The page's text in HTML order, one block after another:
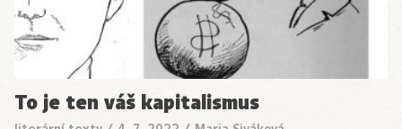
To je ten váš kapitalismus